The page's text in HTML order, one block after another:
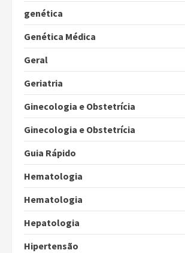
genética
Genética Médica
Geral
Geriatria
Ginecologia e Obstetrícia
Ginecologia e Obstetrícia
Guia Rápido
Hematologia
Hematologia
Hepatologia
Hipertensão